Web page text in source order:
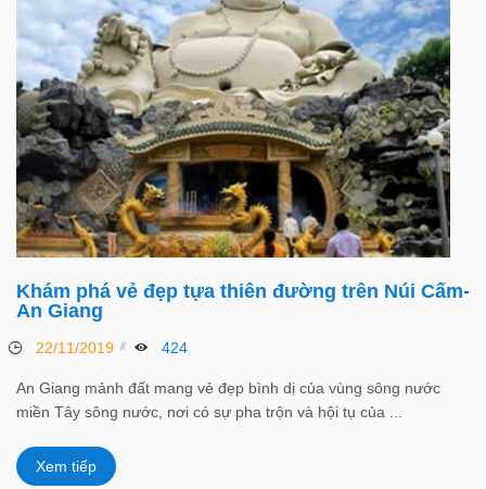
Khám phá vẻ đẹp tựa thiên đường trên Núi Cấm-
An Giang
22/11/2019 424
An Giang mảnh đất mang vẻ đẹp bình dị của vùng sông nước
miền Tây sông nước, nơi có sự pha trộn và hội tụ của ...
Xem tiếp